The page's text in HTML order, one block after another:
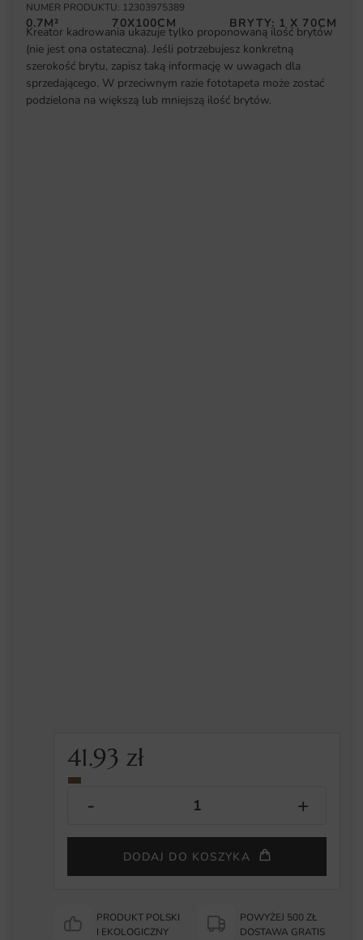
NUMER PRODUKTU: 12303975389
0.7M² 70X100CM BRYTY: 1 X 70CM
Kreator kadrowania ukazuje tylko proponowaną ilość brytów
(nie jest ona ostateczna). Jeśli potrzebujesz konkretną
szerokość brytu, zapisz taką informację w uwagach dla
sprzedającego. W przeciwnym razie fototapeta może zostać
podzielona na większą lub mniejszą ilość brytów.
41.93zł
DODAJ DO KOSZYKA
PRODUKT POLSKI
I EKOLOGICZNY
POWYŻEJ 500 ZŁ
DOSTAWA GRATIS